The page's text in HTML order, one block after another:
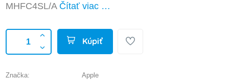
MHFC4SL/A Čítať viac …
Kúpiť
Značka:
Apple